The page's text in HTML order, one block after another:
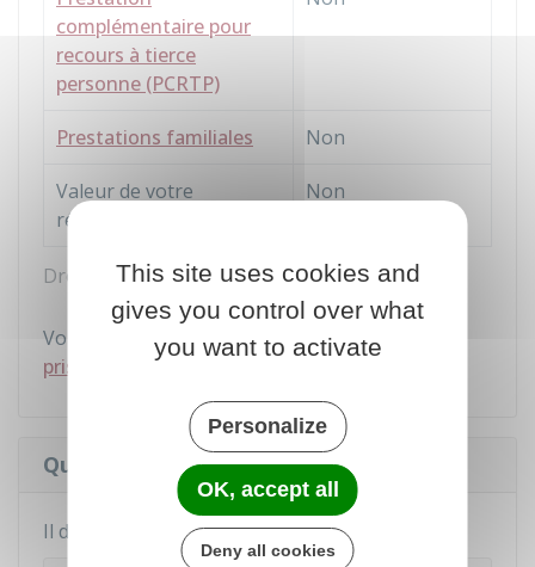
Droit à l'Asi : revenus pris ou non en compte
complémentaire pour
recours à tierce
personne (PCRTP)
Prestations familiales Non
Valeur de votre
résidence principale
Non
Vous pouvez consulter laliste des revenus non
pris en compte pour l'attribution de l'Asi.
Quel est le montant de l'Asi ?
Il diffère selon la situation :
This site uses cookies and
gives you control over what
you want to activate
Personalize
OK, accept all
Deny all cookies